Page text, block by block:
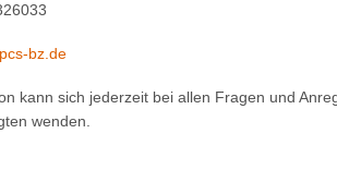
bz.de
kann sich jederzeit bei allen Fragen und
wenden.